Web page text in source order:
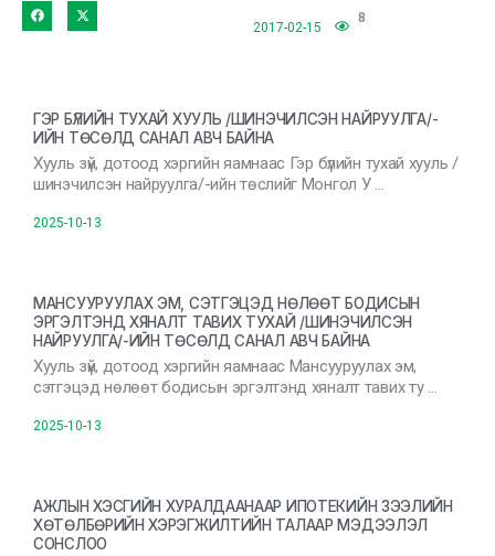
2017-02-15
8
ГЭР БҮЛИЙН ТУХАЙ ХУУЛЬ /ШИНЭЧИЛСЭН НАЙРУУЛГА/-
ИЙН ТӨСӨЛД САНАЛ АВЧ БАЙНА
Хууль зүй, дотоод хэргийн яамнаас Гэр бүлийн тухай хууль /
шинэчилсэн найруулга/-ийн төслийг Монгол У …
2025-10-13
МАНСУУРУУЛАХ ЭМ, СЭТГЭЦЭД НӨЛӨӨТ БОДИСЫН
ЭРГЭЛТЭНД ХЯНАЛТ ТАВИХ ТУХАЙ /ШИНЭЧИЛСЭН
НАЙРУУЛГА/-ИЙН ТӨСӨЛД САНАЛ АВЧ БАЙНА
Хууль зүй, дотоод хэргийн яамнаас Мансууруулах эм,
сэтгэцэд нөлөөт бодисын эргэлтэнд хяналт тавих ту …
2025-10-13
АЖЛЫН ХЭСГИЙН ХУРАЛДААНААР ИПОТЕКИЙН ЗЭЭЛИЙН
ХӨТӨЛБӨРИЙН ХЭРЭГЖИЛТИЙН ТАЛААР МЭДЭЭЛЭЛ
СОНСЛОО